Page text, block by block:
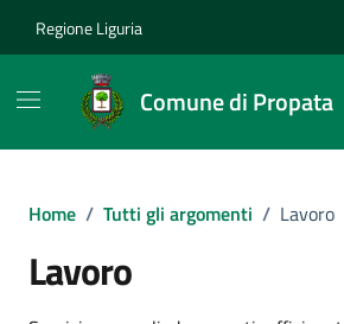
Regione Liguria
Comune di Propata
Home / Tutti gli argomenti / Lavoro
Lavoro